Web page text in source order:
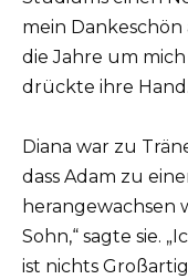
mein Dankeschön
die Jahre um
drückte ihre Hand.
Diana war zu
dass Adam zu
herangewachsen
Sohn,“ sagte sie.
ist nichts